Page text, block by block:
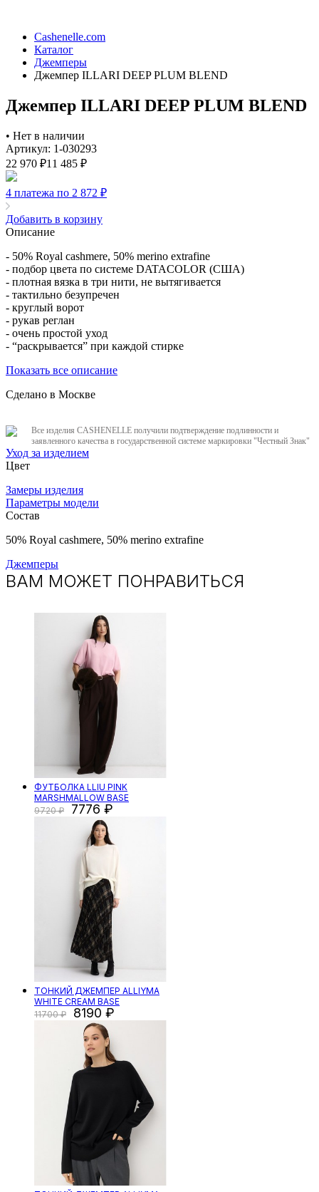
Cashenelle.com
Каталог
Джемперы
Джемпер ILLARI DEEP PLUM BLEND
Джемпер ILLARI DEEP PLUM BLEND
• Нет в наличии
Артикул: 1-030293
22 970 ₽11 485 ₽
4 платежа по 2 872 ₽
Добавить в корзину
Описание
- 50% Royal cashmere, 50% merino extrafine
- подбор цвета по системе DATACOLOR (США)
- плотная вязка в три нити, не вытягивается
- тактильно безупречен
- круглый ворот
- рукав реглан
- очень простой уход
- “раскрывается” при каждой стирке
Показать все описание
Сделано в Москве
Все изделия CASHENELLE получили подтверждение подлинности и
заявленного качества в государственной системе маркировки "Честный Знак"
Уход за изделием
Цвет
Замеры изделия
Параметры модели
Состав
50% Royal cashmere, ​50% merino extrafine
Джемперы
ВАМ МОЖЕТ ПОНРАВИТЬСЯ
ФУТБОЛКА LLIU PINK
MARSHMALLOW BASE
9720
7776
ТОНКИЙ ДЖЕМПЕР ALLIYMA
WHITE CREAM BASE
11700
8190